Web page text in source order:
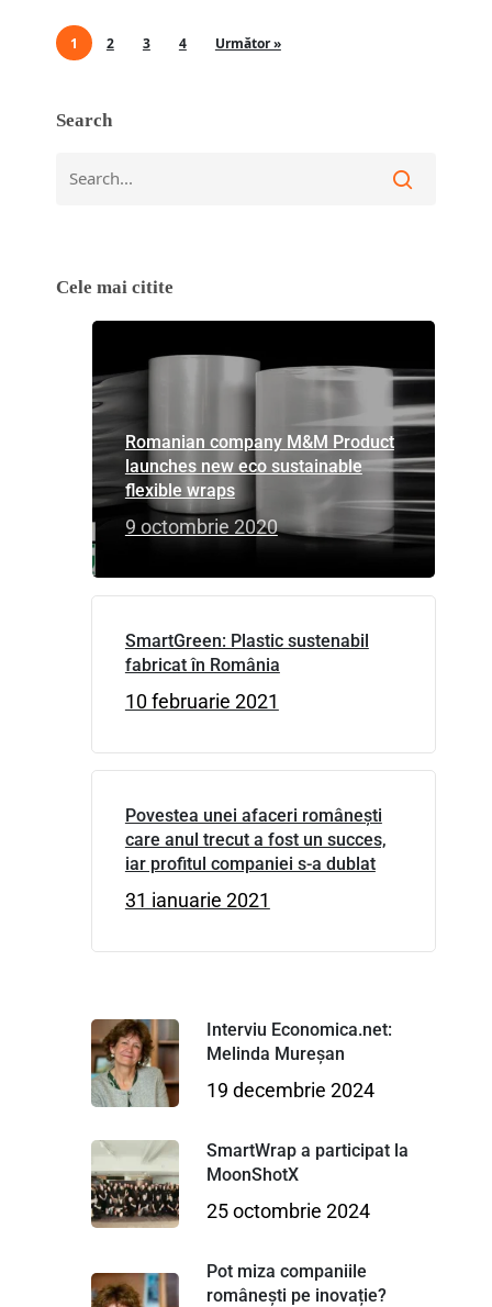
1 2 3 4 Următor »
Search
Cele mai citite
Romanian company M&M Product
launches new eco sustainable
flexible wraps
9 octombrie 2020
SmartGreen: Plastic sustenabil
fabricat în România
10 februarie 2021
Povestea unei afaceri româneşti
care anul trecut a fost un succes,
iar profitul companiei s-a dublat
31 ianuarie 2021
Interviu Economica.net:
Melinda Mureșan
19 decembrie 2024
SmartWrap a participat la
MoonShotX
25 octombrie 2024
Pot miza companiile
românești pe inovație?